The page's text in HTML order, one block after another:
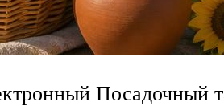
Посадочный